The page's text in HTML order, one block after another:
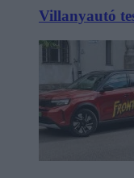
Villanyautó